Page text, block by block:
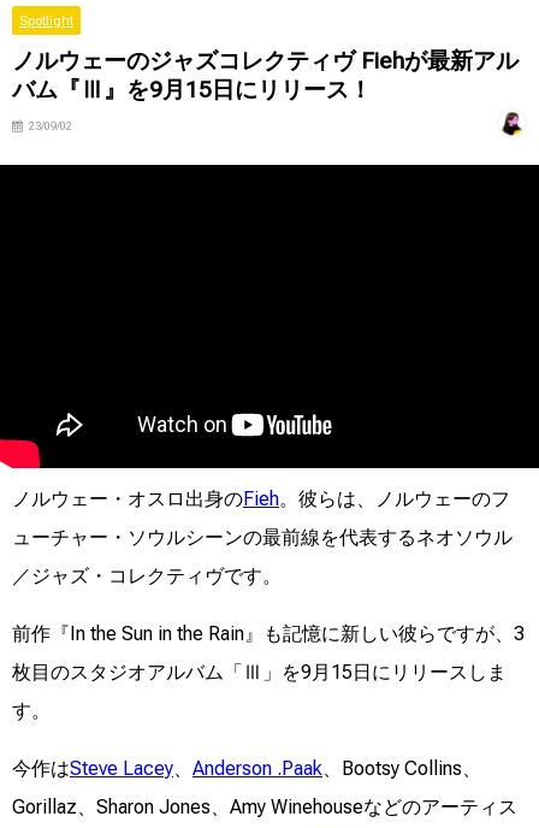
Spotlight
ノルウェーのジャズコレクティヴ Fiehが最新アル
バム『Ⅲ』を9月15日にリリース！
23/09/02
ノルウェー・オスロ出身のFieh。彼らは、ノルウェーのフ
ューチャー・ソウルシーンの最前線を代表するネオソウル
／ジャズ・コレクティヴです。
前作『In the Sun in the Rain』も記憶に新しい彼らですが、3
枚目のスタジオアルバム「Ⅲ」を9月15日にリリースしま
す。
今作はSteve Lacey、 Anderson .Paak、Bootsy Collins、
Gorillaz、Sharon Jones、Amy Winehouseなどのアーティス